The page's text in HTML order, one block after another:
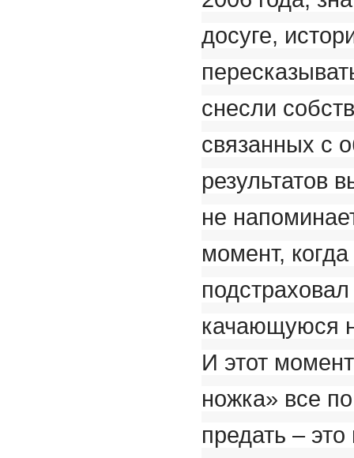
досуге,
снесли
связанных с
результатов
не
момент,
качающуюся
И этот
ножка» все
предать –